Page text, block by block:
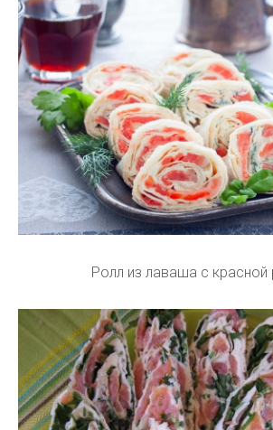
Ролл из лаваша с